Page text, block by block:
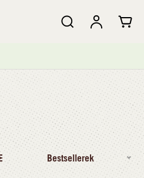
Bestsellerek